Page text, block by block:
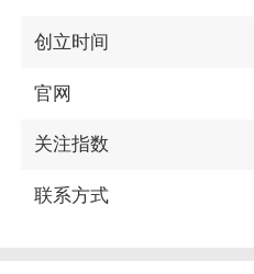
创立时间
官网
关注指数
联系方式